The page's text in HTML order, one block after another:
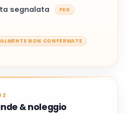
segnalata FKK
NON CONFERMATE
& noleggio